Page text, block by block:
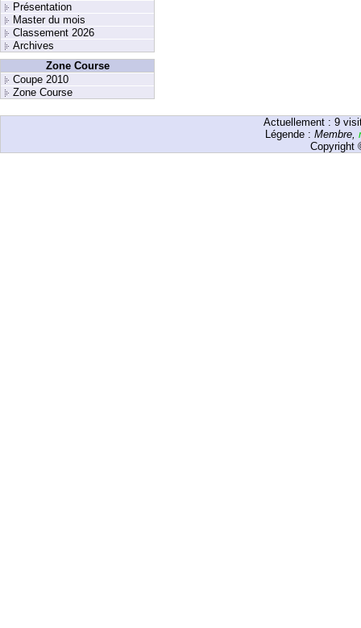
Présentation
Master du mois
Classement 2026
Archives
Zone Course
Coupe 2010
Zone Course
Actuellement : 9
Légende : Membre,
Copyright